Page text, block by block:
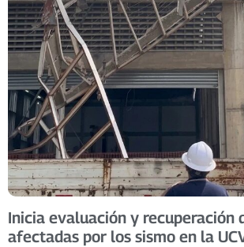
Inicia evaluación y recuperación
afectadas por los sismo en la